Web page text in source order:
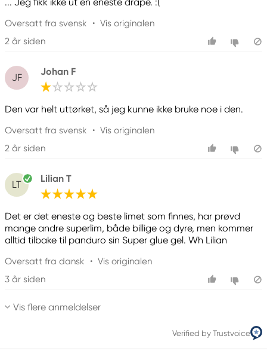
Oversatt fra svensk • Vis originalen
2 år siden
JF
Johan F
Den var helt uttørket, så jeg kunne ikke bruke noe i den.
Oversatt fra svensk • Vis originalen
2 år siden
LT
Lilian T
Det er det eneste og beste limet som finnes, har prøvd
mange andre superlim, både billige og dyre, men kommer
alltid tilbake til panduro sin Super glue gel. Wh Lilian
Oversatt fra dansk • Vis originalen
3 år siden
Vis flere anmeldelser
Verified by Trustvoice